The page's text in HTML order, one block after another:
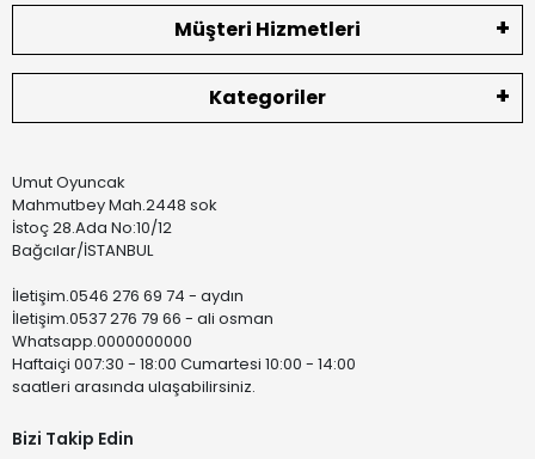
Müşteri Hizmetleri
Kategoriler
Umut Oyuncak
Mahmutbey Mah.2448 sok
İstoç 28.Ada No:10/12
Bağcılar/İSTANBUL
İletişim.0546 276 69 74 - aydın
İletişim.0537 276 79 66 - ali osman
Whatsapp.0000000000
Haftaiçi 007:30 - 18:00 Cumartesi 10:00 - 14:00
saatleri arasında ulaşabilirsiniz.
Bizi Takip Edin